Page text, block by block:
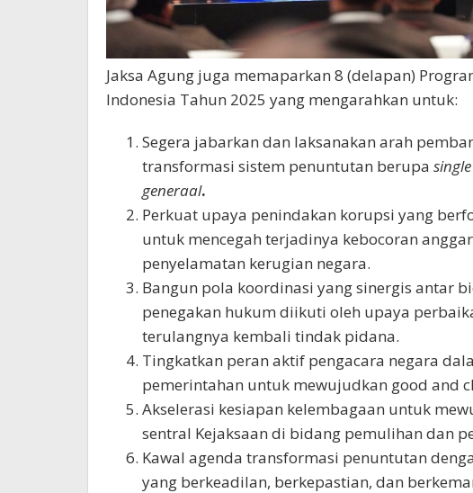
Jaksa Agung juga memaparkan 8 (delapan)
Indonesia Tahun 2025 yang mengarahkan untuk:
Segera jabarkan dan laksanakan arah
transformasi sistem penuntutan berupa
generaal.
Perkuat upaya penindakan korupsi yang
untuk mencegah terjadinya kebocoran
penyelamatan kerugian negara.
Bangun pola koordinasi yang sinergis antar
penegakan hukum diikuti oleh upaya
terulangnya kembali tindak pidana.
Tingkatkan peran aktif pengacara negara
pemerintahan untuk mewujudkan good and
Akselerasi kesiapan kelembagaan untuk
sentral Kejaksaan di bidang pemulihan dan
Kawal agenda transformasi penuntutan
yang berkeadilan, berkepastian, dan